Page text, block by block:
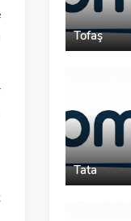
Tofaş
Tata